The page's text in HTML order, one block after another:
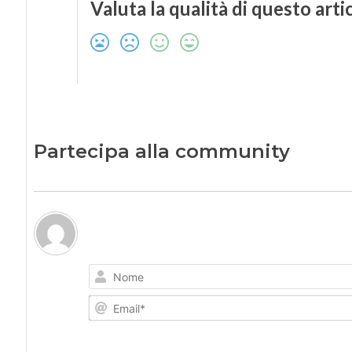
Valuta la qualità di questo
Partecipa alla community